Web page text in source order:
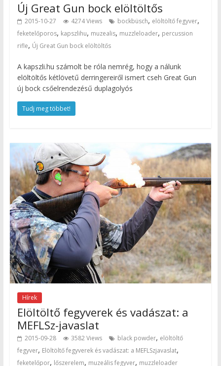
Új Great Gun bock elöltöltős
2015-10-27 4274 Views bockbüsch, elöltöltő fegyver,
feketelőporos, kapszlihu, muzealis, muzzleloader, percussion
rifle, Új Great Gun bock elöltöltős
A kapszli.hu számolt be róla nemrég, hogy a nálunk
elöltöltős kétlövetű derringereiről ismert cseh Great Gun
új bock csőelrendezésű duplagolyós
Tudj meg többet!
Hírek
Elöltöltő fegyverek és vadászat: a
MEFLSz-javaslat
2015-09-28 3582 Views black powder, elöltöltő
fegyver, Elöltöltő fegyverek és vadászat: a MEFLSzjavaslat,
feketelőpor, lőszerelem, muzeális fegyver, muzzleloader